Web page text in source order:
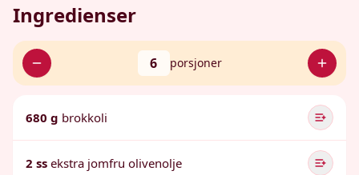
Ingredienser
6 porsjoner
680 g brokkoli
2 ss ekstra jomfru olivenolje